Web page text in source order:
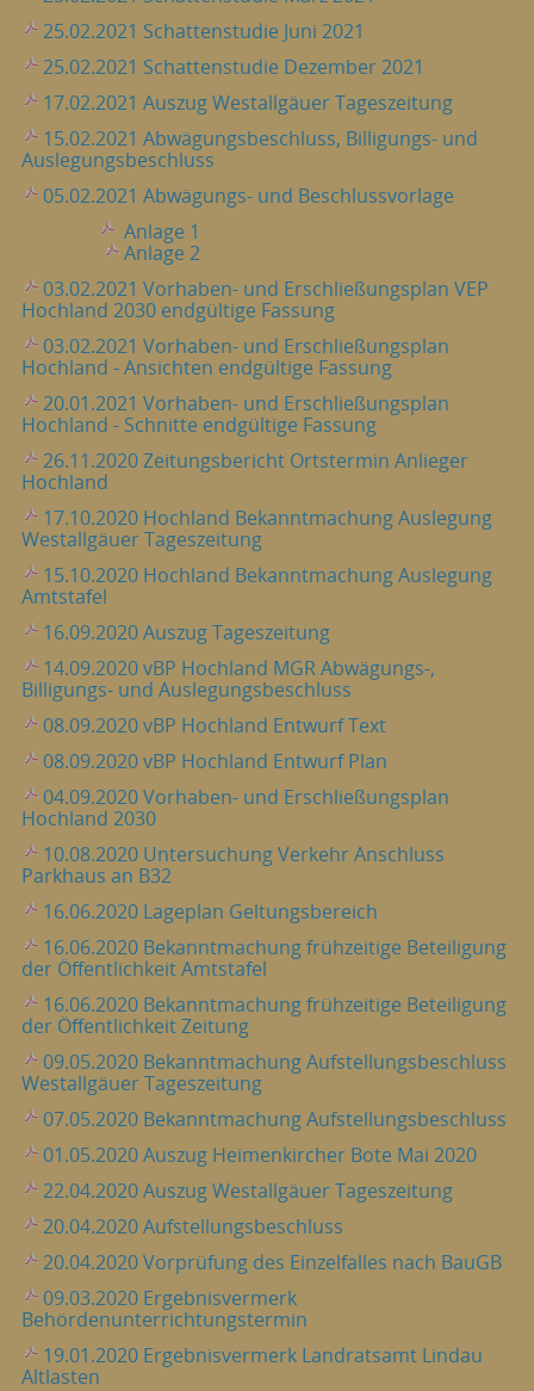
25.02.2021 Schattenstudie Juni 2021
25.02.2021 Schattenstudie Dezember 2021
17.02.2021 Auszug Westallgäuer Tageszeitung
15.02.2021 Abwägungsbeschluss, Billigungs- und
Auslegungsbeschluss
05.02.2021 Abwägungs- und Beschlussvorlage
Anlage 1
Anlage 2
03.02.2021 Vorhaben- und Erschließungsplan VEP
Hochland 2030 endgültige Fassung
03.02.2021 Vorhaben- und Erschließungsplan
Hochland - Ansichten endgültige Fassung
20.01.2021 Vorhaben- und Erschließungsplan
Hochland - Schnitte endgültige Fassung
26.11.2020 Zeitungsbericht Ortstermin Anlieger
Hochland
17.10.2020 Hochland Bekanntmachung Auslegung
Westallgäuer Tageszeitung
15.10.2020 Hochland Bekanntmachung Auslegung
Amtstafel
16.09.2020 Auszug Tageszeitung
14.09.2020 vBP Hochland MGR Abwägungs-,
Billigungs- und Auslegungsbeschluss
08.09.2020 vBP Hochland Entwurf Text
08.09.2020 vBP Hochland Entwurf Plan
04.09.2020 Vorhaben- und Erschließungsplan
Hochland 2030
10.08.2020 Untersuchung Verkehr Anschluss
Parkhaus an B32
16.06.2020 Lageplan Geltungsbereich
16.06.2020 Bekanntmachung frühzeitige Beteiligung
der Öffentlichkeit Amtstafel
16.06.2020 Bekanntmachung frühzeitige Beteiligung
der Öffentlichkeit Zeitung
09.05.2020 Bekanntmachung Aufstellungsbeschluss
Westallgäuer Tageszeitung
07.05.2020 Bekanntmachung Aufstellungsbeschluss
01.05.2020 Auszug Heimenkircher Bote Mai 2020
22.04.2020 Auszug Westallgäuer Tageszeitung
20.04.2020 Aufstellungsbeschluss
20.04.2020 Vorprüfung des Einzelfalles nach BauGB
09.03.2020 Ergebnisvermerk
Behördenunterrichtungstermin
19.01.2020 Ergebnisvermerk Landratsamt Lindau
Altlasten